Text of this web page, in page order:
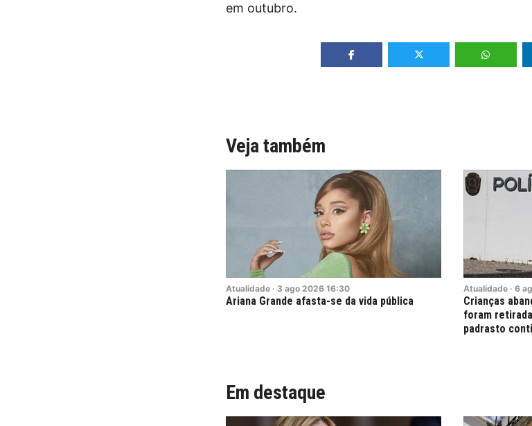
em outubro.
Veja também
Atualidade · 3 ago 2026 16:30
Ariana Grande afasta-se da vida pública
Atualidade · 6
Crianças
foram
padrasto
Em destaque